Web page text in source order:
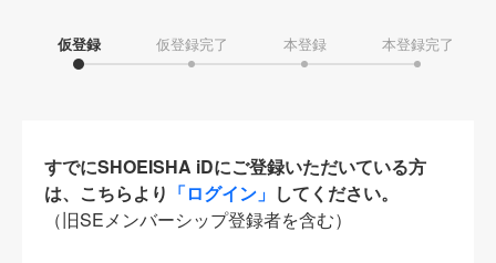
仮登録 仮登録完了 本登録 本登録完了
すでにSHOEISHA iDにご登録いただいている方
は、こちらより 「ログイン」 してください。
（旧SEメンバーシップ登録者を含む）